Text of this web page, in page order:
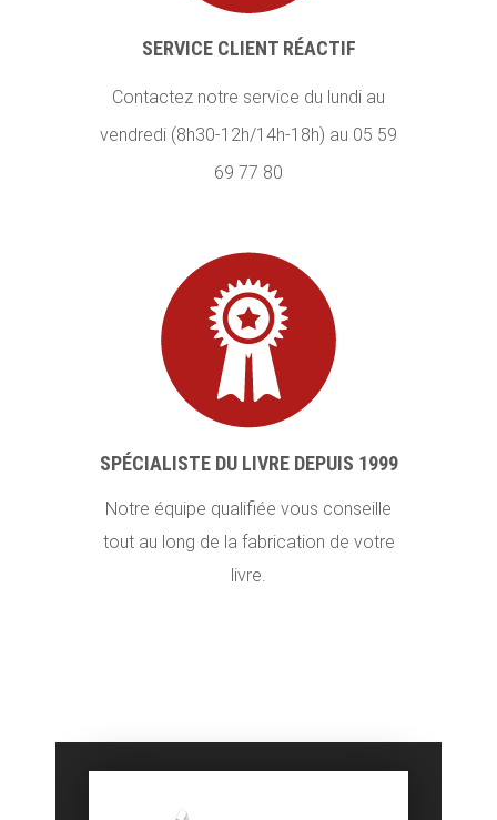
SERVICE CLIENT RÉACTIF
Contactez notre service du lundi au
vendredi (8h30-12h/14h-18h) au 05 59
69 77 80
SPÉCIALISTE DU LIVRE DEPUIS 1999
Notre équipe qualifiée vous conseille
tout au long de la fabrication de votre
livre.